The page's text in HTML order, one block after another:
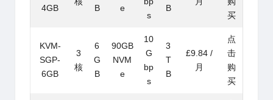
4GB
B
e
s
B
买
KVM-
SGP-
6GB
3
核
6
G
B
90GB
NVM
e
10
G
bp
s
3
T
B
£9.84 /
月
点
击
购
买